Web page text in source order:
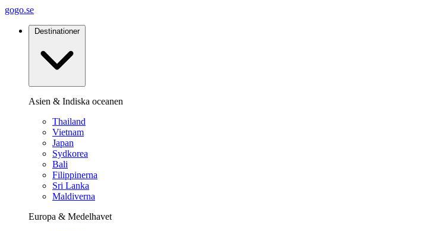
gogo.se
Destinationer
Asien & Indiska oceanen
Thailand
Vietnam
Japan
Sydkorea
Bali
Filippinerna
Sri Lanka
Maldiverna
Europa & Medelhavet